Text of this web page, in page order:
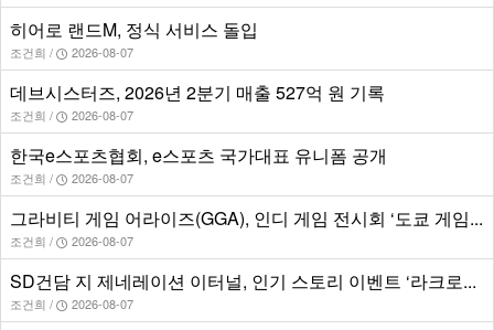
히어로 랜드M, 정식 서비스 돌입
조건희 / 2026-08-07
데브시스터즈, 2026년 2분기 매출 527억 원 기록
조건희 / 2026-08-07
한국e스포츠협회, e스포츠 국가대표 유니폼 공개
조건희 / 2026-08-07
그라비티 게임 어라이즈(GGA), 인디 게임 전시회 ‘도쿄 게임...
조건희 / 2026-08-07
SD건담 지 제네레이션 이터널, 인기 스토리 이벤트 ‘라크로...
조건희 / 2026-08-07